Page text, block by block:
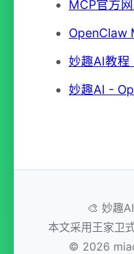
MCP官方
OpenClaw
妙趣AI教程
妙趣AI -
🎨 妙趣
本文采用王家卫
© 2026